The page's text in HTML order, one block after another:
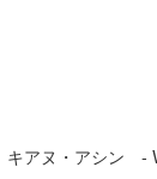
キアヌ・アシン -